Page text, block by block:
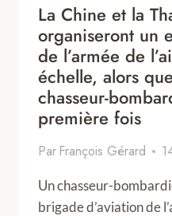
La Chine et la
organiseront un
de l’armée de
échelle, alors
chasseur-
première fois
Par François Gérard
Un chasseur-
brigade d’aviation de